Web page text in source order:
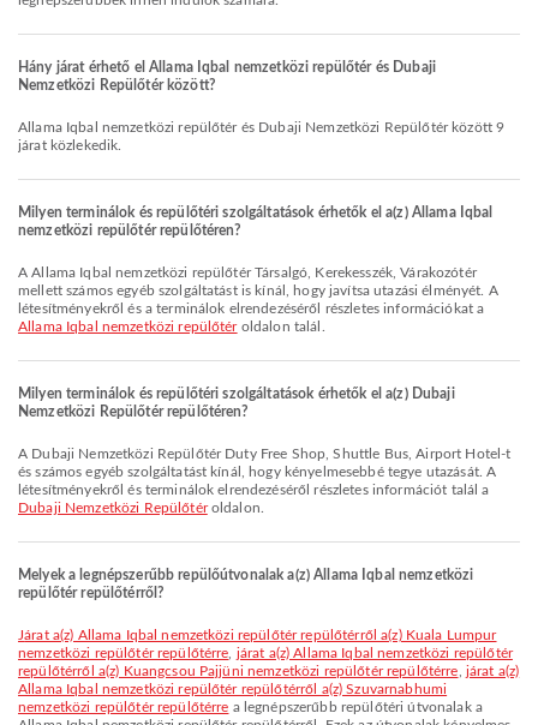
Hány járat érhető el Allama Iqbal nemzetközi repülőtér és Dubaji
Nemzetközi Repülőtér között?
Allama Iqbal nemzetközi repülőtér és Dubaji Nemzetközi Repülőtér között 9
járat közlekedik.
Milyen terminálok és repülőtéri szolgáltatások érhetők el a(z) Allama Iqbal
nemzetközi repülőtér repülőtéren?
A Allama Iqbal nemzetközi repülőtér Társalgó, Kerekesszék, Várakozótér
mellett számos egyéb szolgáltatást is kínál, hogy javítsa utazási élményét. A
létesítményekről és a terminálok elrendezéséről részletes információkat a
Allama Iqbal nemzetközi repülőtéroldalon talál.
Milyen terminálok és repülőtéri szolgáltatások érhetők el a(z) Dubaji
Nemzetközi Repülőtér repülőtéren?
A Dubaji Nemzetközi Repülőtér Duty Free Shop, Shuttle Bus, Airport Hotel-t
és számos egyéb szolgáltatást kínál, hogy kényelmesebbé tegye utazását. A
létesítményekről és terminálok elrendezéséről részletes információt talál a
Dubaji Nemzetközi Repülőtéroldalon.
Melyek a legnépszerűbb repülőútvonalak a(z) Allama Iqbal nemzetközi
repülőtér repülőtérről?
járat a(z) Allama Iqbal nemzetközi repülőtér repülőtérről a(z) Kuala Lumpur
nemzetközi repülőtér repülőtérre járat a(z) Allama Iqbal nemzetközi repülőtér
repülőtérről a(z) Kuangcsou Pajjüni nemzetközi repülőtér repülőtérre járat a(z)
Allama Iqbal nemzetközi repülőtér repülőtérről a(z) Szuvarnabhumi
nemzetközi repülőtér repülőtérre a legnépszerűbb repülőtéri útvonalak a